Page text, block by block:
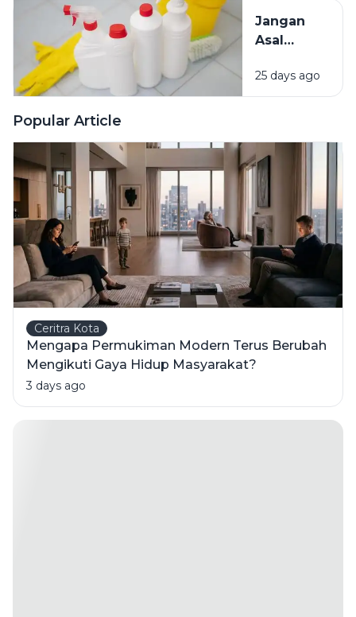
Mengatasinya
Jangan
Asal
Bahan
Pembersih
25 days ago
Popular Article
Ceritra Kota
Mengapa Permukiman Modern Terus Berubah
Mengikuti Gaya Hidup Masyarakat?
3 days ago